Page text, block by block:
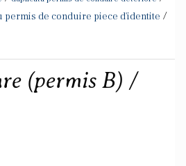
permis de conduire piece d'identite /
(permis B) /